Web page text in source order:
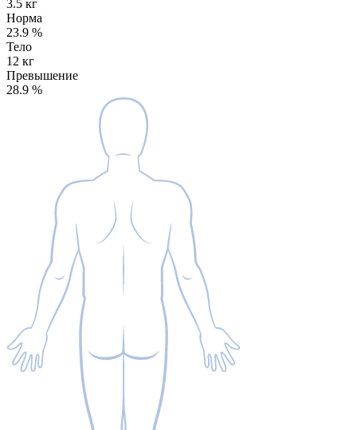
3.5 кг
Норма
23.9 %
Тело
12 кг
Превышение
28.9 %